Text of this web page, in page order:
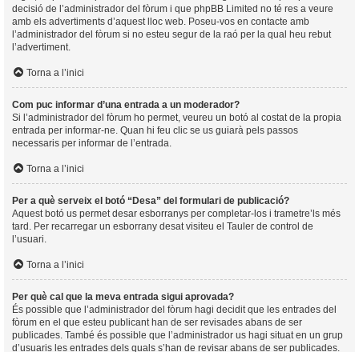
decisió de l’administrador del fòrum i que phpBB Limited no té res a veure
amb els advertiments d’aquest lloc web. Poseu-vos en contacte amb
l’administrador del fòrum si no esteu segur de la raó per la qual heu rebut
l’advertiment.
Torna a l’inici
Com puc informar d’una entrada a un moderador?
Si l’administrador del fòrum ho permet, veureu un botó al costat de la propia
entrada per informar-ne. Quan hi feu clic se us guiarà pels passos
necessaris per informar de l’entrada.
Torna a l’inici
Per a què serveix el botó “Desa” del formulari de publicació?
Aquest botó us permet desar esborranys per completar-los i trametre’ls més
tard. Per recarregar un esborrany desat visiteu el Tauler de control de
l’usuari.
Torna a l’inici
Per què cal que la meva entrada sigui aprovada?
És possible que l’administrador del fòrum hagi decidit que les entrades del
fòrum en el que esteu publicant han de ser revisades abans de ser
publicades. També és possible que l’administrador us hagi situat en un grup
d’usuaris les entrades dels quals s’han de revisar abans de ser publicades.